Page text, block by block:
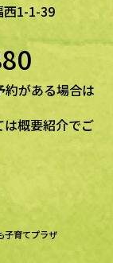
西1-1-39
がある場合は
概要紹介でご
育てプラザ